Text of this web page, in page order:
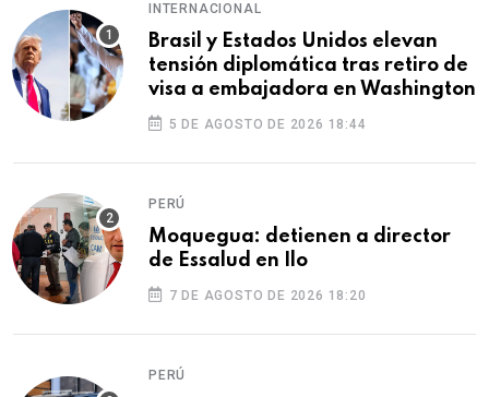
INTERNACIONAL
Brasil y Estados Unidos elevan
tensión diplomática tras retiro de
visa a embajadora en Washington
5 DE AGOSTO DE 2026 18:44
PERÚ
Moquegua: detienen a director
de Essalud en Ilo
7 DE AGOSTO DE 2026 18:20
PERÚ